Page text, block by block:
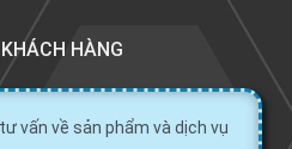
HÀNG
vấn về sản phẩm và dịch vụ